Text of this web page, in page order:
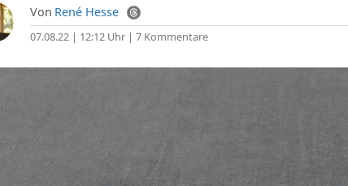
Von René Hesse
07.08.22 | 12:12 Uhr| 7 Kommentare